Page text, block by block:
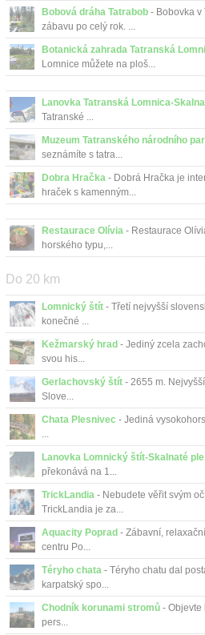
O nás
Kontakt
Bobová dráha Tatrabob - Bobovka v
zábavu po celý rok. ...
Botanická zahrada Tatranská
Lomnice můžete na ploš...
Lanovka Tatranská Lomnica-
Tatranské ...
Muzeum Tatranského národního
seznámíte s tatra...
Dobra Hračka - Dobrá Hračka je
hraček s kamenným...
Restaurace Olívia - Restaurace
horského typu,...
Do 20 km
Lomnický štít - Třetí nejvyšší
konečné ...
Kežmarský hrad - Jediný zcela
svou his...
Gerlachovský štít - 2655 m.
Slove...
Chata Plesnivec - Jediná
...
Lanovka Lomnický štít-Skalnaté
překonává na 1...
TrickLandia - Nebudete věřit svým
TrickLandia je za...
Aquacity Poprad - Zábavní,
centru Po...
Téryho chata - Téryho chatu dal
karpatský spo...
Chodník korunami stromů - Objevte
pers...